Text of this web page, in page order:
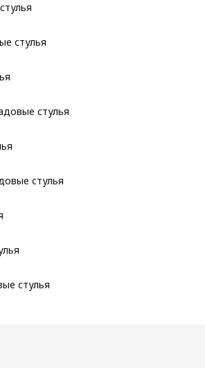
стулья
стулья
стулья
стулья